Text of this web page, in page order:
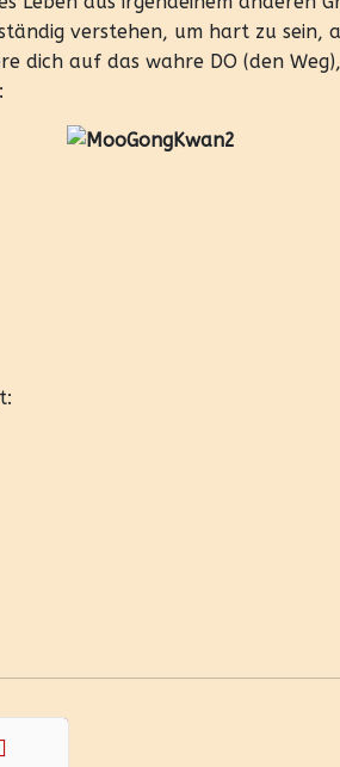
verstehen, um hart zu sein,
dich auf das wahre DO (den